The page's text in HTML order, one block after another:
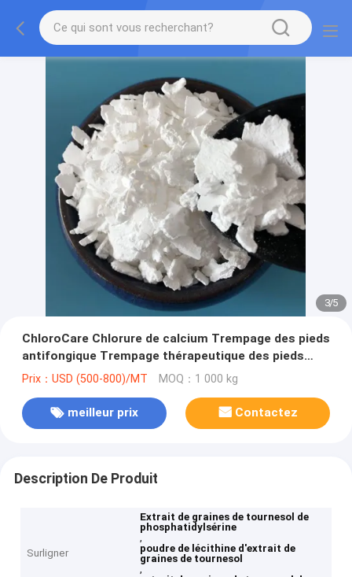
3/5
ChloroCare Chlorure de calcium Trempage des pieds
antifongique Trempage thérapeutique des pieds
pour les infections fongiques
Prix：USD (500-800)/MT MOQ：1 000 kg
meilleur prix Contactez
Description De Produit
Surligner
Extrait de graines de tournesol de
phosphatidylsérine
,
poudre de lécithine d'extrait de
graines de tournesol
,